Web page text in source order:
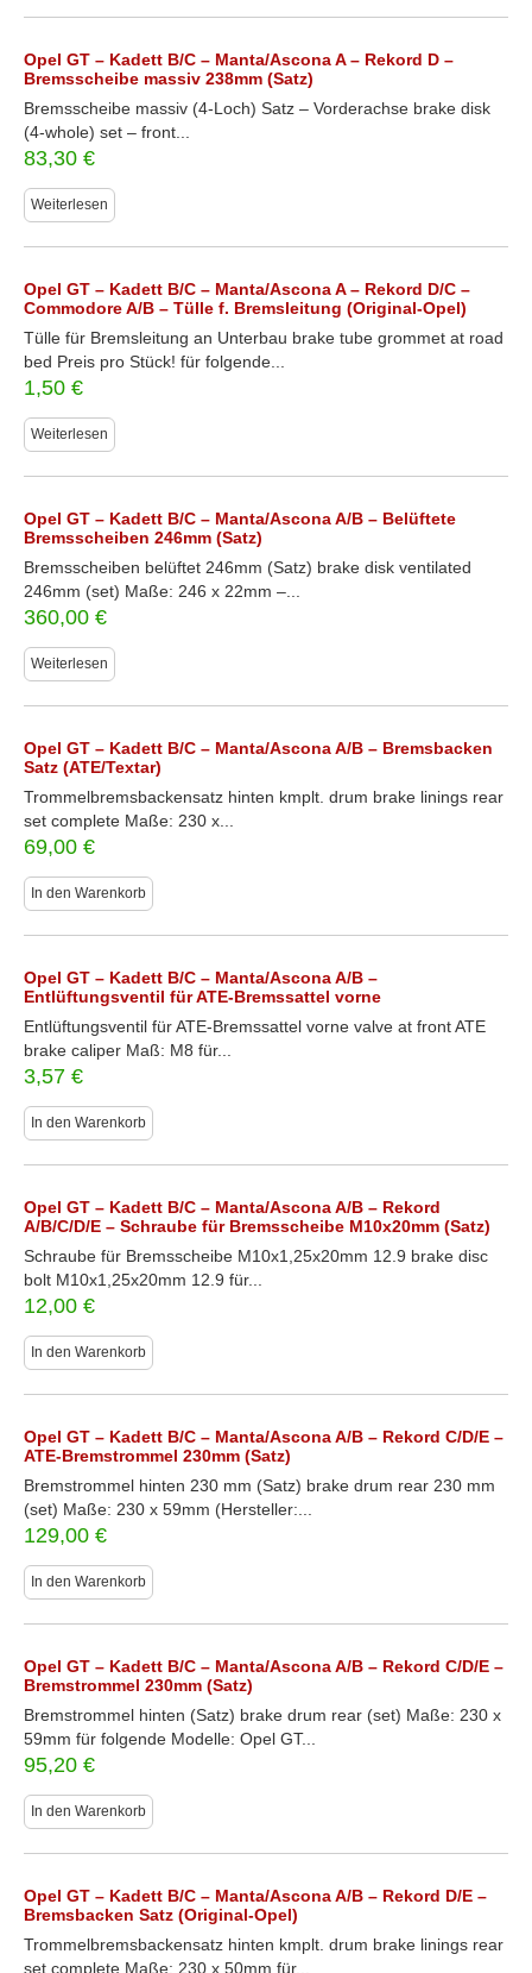
Opel GT – Kadett B/C – Manta/Ascona A – Rekord D –
Bremsscheibe massiv 238mm (Satz)
Bremsscheibe massiv (4-Loch) Satz – Vorderachse brake disk
(4-whole) set – front...
83,30 €
Weiterlesen
Opel GT – Kadett B/C – Manta/Ascona A – Rekord D/C –
Commodore A/B – Tülle f. Bremsleitung (Original-Opel)
Tülle für Bremsleitung an Unterbau brake tube grommet at road
bed Preis pro Stück! für folgende...
1,50 €
Weiterlesen
Opel GT – Kadett B/C – Manta/Ascona A/B – Belüftete
Bremsscheiben 246mm (Satz)
Bremsscheiben belüftet 246mm (Satz) brake disk ventilated
246mm (set) Maße: 246 x 22mm –...
360,00 €
Weiterlesen
Opel GT – Kadett B/C – Manta/Ascona A/B – Bremsbacken
Satz (ATE/Textar)
Trommelbremsbackensatz hinten kmplt. drum brake linings rear
set complete Maße: 230 x...
69,00 €
In den Warenkorb
Opel GT – Kadett B/C – Manta/Ascona A/B –
Entlüftungsventil für ATE-Bremssattel vorne
Entlüftungsventil für ATE-Bremssattel vorne valve at front ATE
brake caliper Maß: M8 für...
3,57 €
In den Warenkorb
Opel GT – Kadett B/C – Manta/Ascona A/B – Rekord
A/B/C/D/E – Schraube für Bremsscheibe M10x20mm (Satz)
Schraube für Bremsscheibe M10x1,25x20mm 12.9 brake disc
bolt M10x1,25x20mm 12.9 für...
12,00 €
In den Warenkorb
Opel GT – Kadett B/C – Manta/Ascona A/B – Rekord C/D/E –
ATE-Bremstrommel 230mm (Satz)
Bremstrommel hinten 230 mm (Satz) brake drum rear 230 mm
(set) Maße: 230 x 59mm (Hersteller:...
129,00 €
In den Warenkorb
Opel GT – Kadett B/C – Manta/Ascona A/B – Rekord C/D/E –
Bremstrommel 230mm (Satz)
Bremstrommel hinten (Satz) brake drum rear (set) Maße: 230 x
59mm für folgende Modelle: Opel GT...
95,20 €
In den Warenkorb
Opel GT – Kadett B/C – Manta/Ascona A/B – Rekord D/E –
Bremsbacken Satz (Original-Opel)
Trommelbremsbackensatz hinten kmplt. drum brake linings rear
set complete Maße: 230 x 50mm für...